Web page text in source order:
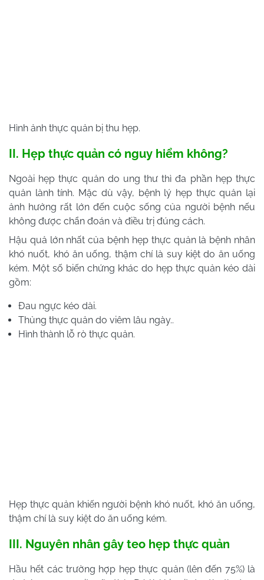
Hình ảnh thực quản bị thu hẹp.
II. Hẹp thực quản có nguy hiểm không?
Ngoài hẹp thực quản do ung thư thì đa phần hẹp thực
quản lành tính. Mặc dù vậy, bệnh lý hẹp thực quản lại
ảnh hưởng rất lớn đến cuộc sống của người bệnh nếu
không được chẩn đoán và điều trị đúng cách.
Hậu quả lớn nhất của bệnh hẹp thực quản là bệnh nhân
khó nuốt, khó ăn uống, thậm chí là suy kiệt do ăn uống
kém. Một số biến chứng khác do hẹp thực quản kéo dài
gồm:
Đau ngực kéo dài.
Thủng thực quản do viêm lâu ngày..
Hình thành lỗ rò thực quản.
Hẹp thực quản khiến người bệnh khó nuốt, khó ăn uống,
thậm chí là suy kiệt do ăn uống kém.
III. Nguyên nhân gây teo hẹp thực quản
Hầu hết các trường hợp hẹp thực quản (lên đến 75%) là